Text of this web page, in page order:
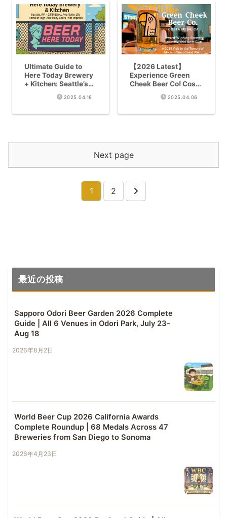
Ultimate Guide to
Here Today Brewery
+ Kitchen: Seattle’s
Craft Beer
Destination (2025)
2025.04.18
【2026 Latest】
Experience Green
Cheek Beer Co! Costa
Mesa Craft Beer
Travel Guide to2025.04.06
Next page
1 2
Next
最近の投稿
Sapporo Odori Beer Garden 2026 Complete
Guide | All 6 Venues in Odori Park, July 23-
Aug 18
2026年8月2日
World Beer Cup 2026 California Awards
Complete Roundup | 68 Medals Across 47
Breweries from San Diego to Sonoma
2026年4月23日